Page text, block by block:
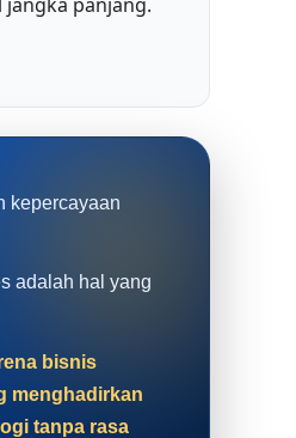
kepercayaan
adalah hal yang
bisnis
menghadirkan
tanpa rasa